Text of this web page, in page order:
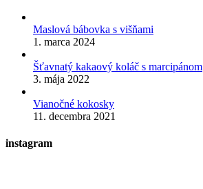
Maslová bábovka s višňami
1. marca 2024
Šťavnatý kakaový koláč s marcipánom
3. mája 2022
Vianočné kokosky
11. decembra 2021
instagram